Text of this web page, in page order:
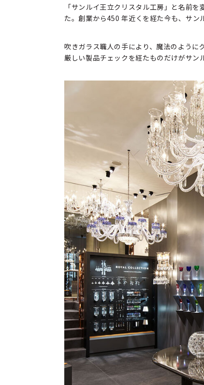
「サンルイ王立クリスタル工房」と名前
た。創業から450 年近くを経た今も、サン
吹きガラス職人の手により、魔法のように
厳しい製品チェックを経たものだけがサン